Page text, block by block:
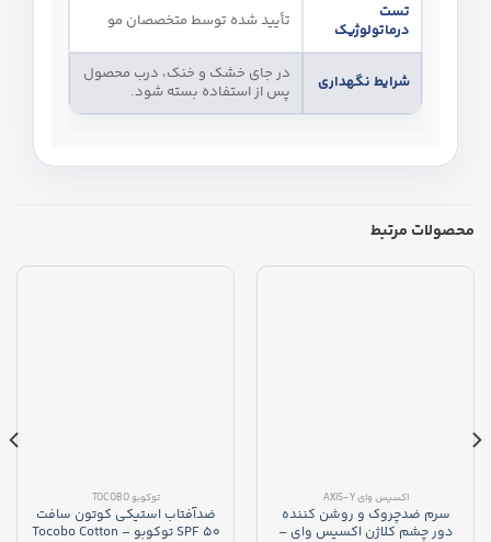
تست
درماتولوژیک
تأیید شده توسط متخصصان مو
شرایط نگهداری
در جای خشک و خنک، درب محصول
پس از استفاده بسته شود.
محصولات مرتبط
اکسیس وای AXIS-Y
سرم ضدچروک و روشن کننده
دور چشم کلاژن اکسیس وای –
توکوبو TOCOBO
ضدآفتاب استیکی کوتون سافت
SPF 50 توکوبو – Tocobo Cotton